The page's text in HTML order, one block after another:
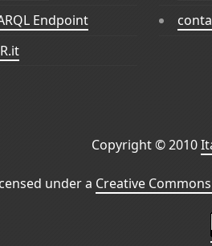
Endpoint
Copyright © 2010
under a Creative